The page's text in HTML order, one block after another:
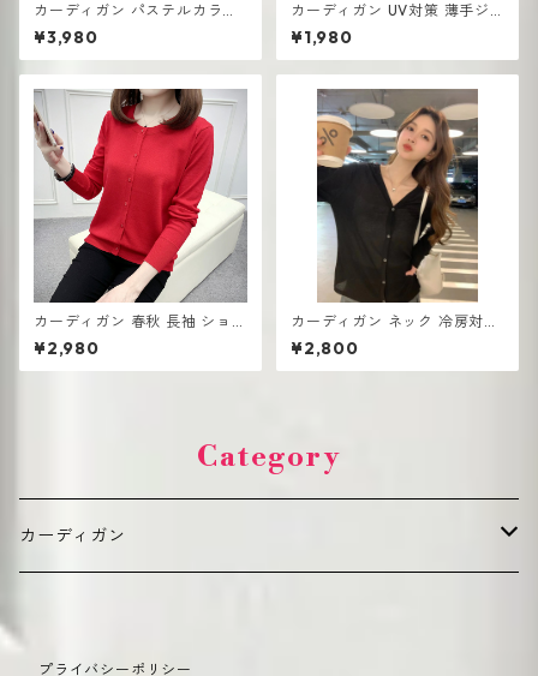
カーディガン パステルカラー
前開きデザイン レディース 羽
織り きれいめ トレンド
¥3,980
カーディガン UV対策 薄手ジ
ャケット ショール 長袖 エアコ
ン対策 スーパーフェアリー
¥1,980
カーディガン 春秋 長袖 ショー
トセーター 薄手 ショール
¥2,980
カーディガン ネック 冷房対策
冷房対策 薄手 夏用 透け感あり
¥2,800
Category
カーディガン
プライバシーポリシー